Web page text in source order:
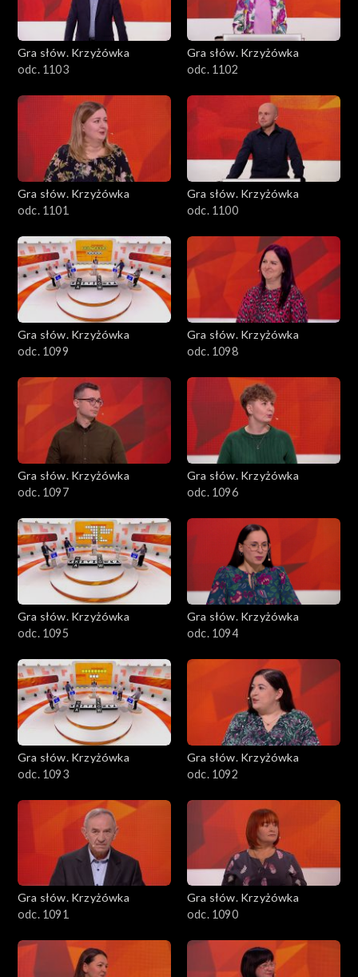
Gra słów. Krzyżówka
odc. 1103
Gra słów. Krzyżówka
odc. 1102
Gra słów. Krzyżówka
odc. 1101
Gra słów. Krzyżówka
odc. 1100
Gra słów. Krzyżówka
odc. 1099
Gra słów. Krzyżówka
odc. 1098
Gra słów. Krzyżówka
odc. 1097
Gra słów. Krzyżówka
odc. 1096
Gra słów. Krzyżówka
odc. 1095
Gra słów. Krzyżówka
odc. 1094
Gra słów. Krzyżówka
odc. 1093
Gra słów. Krzyżówka
odc. 1092
Gra słów. Krzyżówka
odc. 1091
Gra słów. Krzyżówka
odc. 1090